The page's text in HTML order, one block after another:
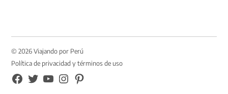
© 2026 Viajando por Perú
Política de privacidad y términos de uso
FB
TW YouTubeInstagramPinterest